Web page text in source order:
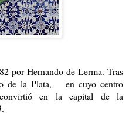
por Hernando de Lerma. Tras
de la Plata, en cuyo centro
en la capital de la